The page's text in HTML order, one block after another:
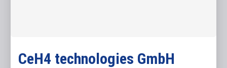
CeH4 technologies GmbH